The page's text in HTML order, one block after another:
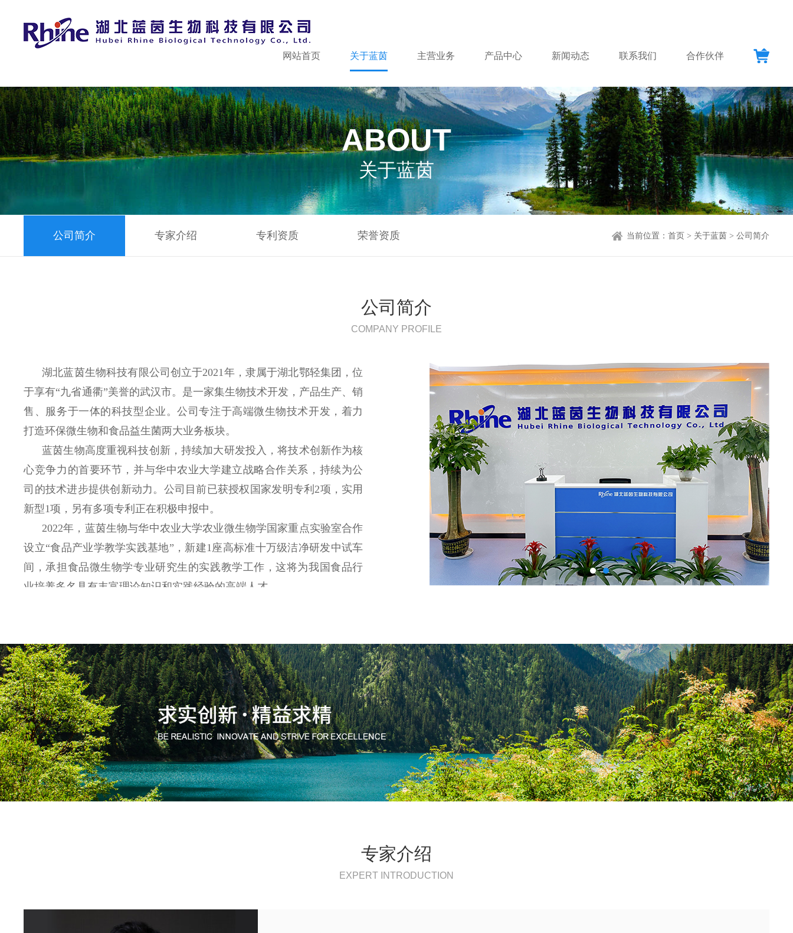
网站首页 关于蓝茵 主营业务 产品中心 新闻动态 联系我们 合作伙伴
ABOUT
关于蓝茵
公司简介 专家介绍 专利资质 荣誉资质 当前位置： 首页 > 关于蓝茵> 公司简介
公司简介
COMPANY PROFILE
湖北蓝茵生物科技有限公司创立于2021年，隶属于湖北鄂轻集团，位
于享有“九省通衢”美誉的武汉市。是一家集生物技术开发，产品生产、销
售、服务于一体的科技型企业。公司专注于高端微生物技术开发，着力
打造环保微生物和食品益生菌两大业务板块。
蓝茵生物高度重视科技创新，持续加大研发投入，将技术创新作为核
心竞争力的首要环节，并与华中农业大学建立战略合作关系，持续为公
司的技术进步提供创新动力。公司目前已获授权国家发明专利2项，实用
新型1项，另有多项专利正在积极申报中。
2022年，蓝茵生物与华中农业大学农业微生物学国家重点实验室合作
设立“食品产业学教学实践基地”，新建1座高标准十万级洁净研发中试车
间，承担食品微生物学专业研究生的实践教学工作，这将为我国食品行
业培养多名具有丰富理论知识和实践经验的高端人才。
质的产品和服务，打造有良好的社会声誉的企业品牌。
专家介绍
EXPERT INTRODUCTION